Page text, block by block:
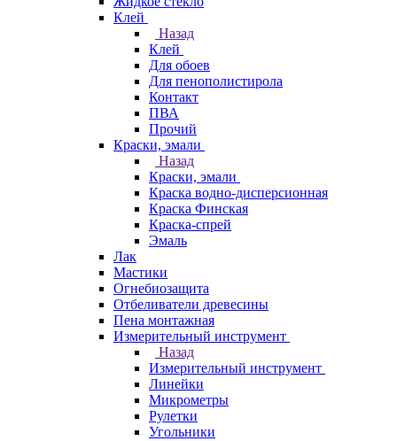
Клей
Назад
Клей
Для обоев
Для пенополистирола
Контакт
ПВА
Прочий
Краски, эмали
Назад
Краски, эмали
Краска водно-дисперсионная
Краска Финская
Краска-спрей
Эмаль
Лак
Мастики
Огнебиозащита
Отбеливатели древесины
Пена монтажная
Измерительный инструмент
Назад
Измерительный инструмент
Линейки
Микрометры
Рулетки
Угольники